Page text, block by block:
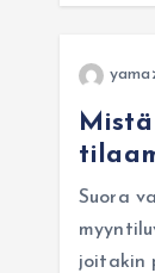
Suora
joitakin